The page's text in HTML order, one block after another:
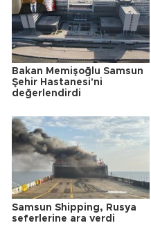
Bakan Memişoğlu Samsun
Şehir Hastanesi'ni
değerlendirdi
Samsun Shipping, Rusya
seferlerine ara verdi